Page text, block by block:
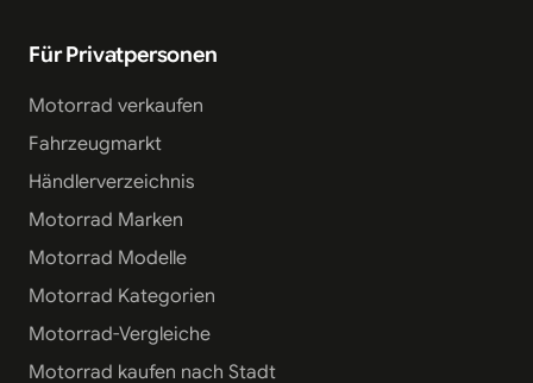
Für Privatpersonen
Motorrad verkaufen
Fahrzeugmarkt
Händlerverzeichnis
Motorrad Marken
Motorrad Modelle
Motorrad Kategorien
Motorrad-Vergleiche
Motorrad kaufen nach Stadt